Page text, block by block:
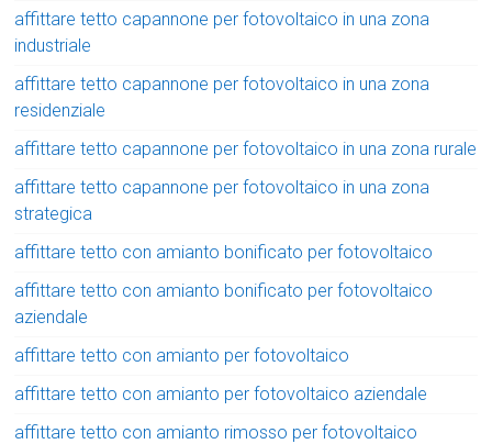
affittare tetto capannone per fotovoltaico in una zona
industriale
affittare tetto capannone per fotovoltaico in una zona
residenziale
affittare tetto capannone per fotovoltaico in una zona rurale
affittare tetto capannone per fotovoltaico in una zona
strategica
affittare tetto con amianto bonificato per fotovoltaico
affittare tetto con amianto bonificato per fotovoltaico
aziendale
affittare tetto con amianto per fotovoltaico
affittare tetto con amianto per fotovoltaico aziendale
affittare tetto con amianto rimosso per fotovoltaico